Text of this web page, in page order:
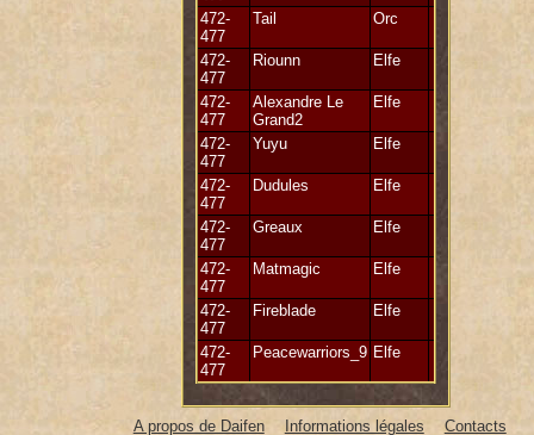
472-
477
Tail Orc
472-
477
Riounn Elfe
472-
477
Alexandre Le
Grand2
Elfe
472-
477
Yuyu Elfe
472-
477
Dudules Elfe
472-
477
Greaux Elfe
472-
477
Matmagic Elfe
472-
477
Fireblade Elfe
472-
477
Peacewarriors_9 Elfe
A propos de Daifen Informations légales Contacts